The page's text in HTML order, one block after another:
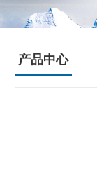
产品中心